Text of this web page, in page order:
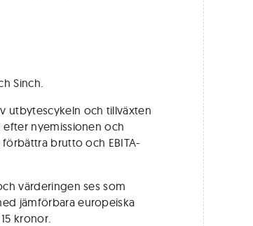
Sinch.
utbytescykeln och tillväxten
efter nyemissionen och
brutto och EBITA-
värderingen ses som
jämförbara europeiska
kronor.